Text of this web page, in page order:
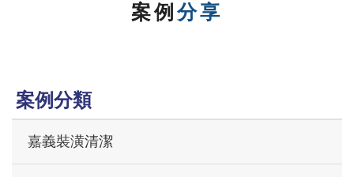
案例 分享
案例分類
嘉義裝潢清潔